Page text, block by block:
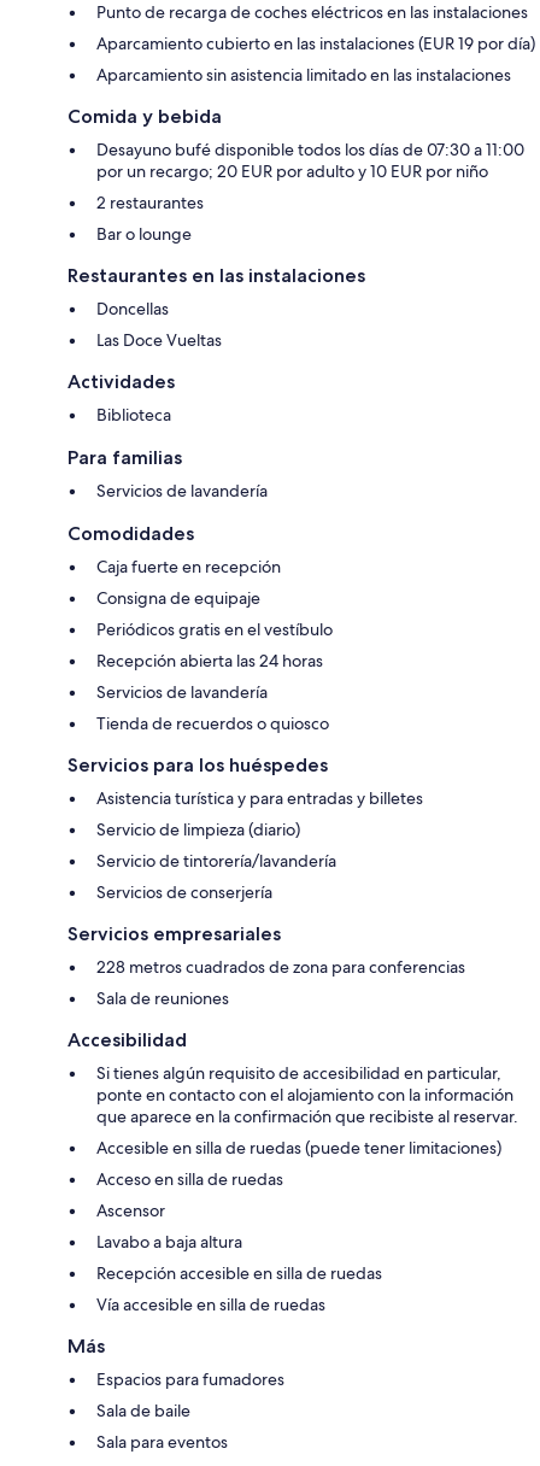
Punto de recarga de coches eléctricos en las instalaciones
Aparcamiento cubierto en las instalaciones (EUR 19 por día)
Aparcamiento sin asistencia limitado en las instalaciones
Comida y bebida
Desayuno bufé disponible todos los días de 07:30 a 11:00
por un recargo; 20 EUR por adulto y 10 EUR por niño
2 restaurantes
Bar o lounge
Restaurantes en las instalaciones
Doncellas
Las Doce Vueltas
Actividades
Biblioteca
Para familias
Servicios de lavandería
Comodidades
Caja fuerte en recepción
Consigna de equipaje
Periódicos gratis en el vestíbulo
Recepción abierta las 24 horas
Servicios de lavandería
Tienda de recuerdos o quiosco
Servicios para los huéspedes
Asistencia turística y para entradas y billetes
Servicio de limpieza (diario)
Servicio de tintorería/lavandería
Servicios de conserjería
Servicios empresariales
228 metros cuadrados de zona para conferencias
Sala de reuniones
Accesibilidad
Si tienes algún requisito de accesibilidad en particular,
ponte en contacto con el alojamiento con la información
que aparece en la confirmación que recibiste al reservar.
Accesible en silla de ruedas (puede tener limitaciones)
Acceso en silla de ruedas
Ascensor
Lavabo a baja altura
Recepción accesible en silla de ruedas
Vía accesible en silla de ruedas
Más
Espacios para fumadores
Sala de baile
Sala para eventos